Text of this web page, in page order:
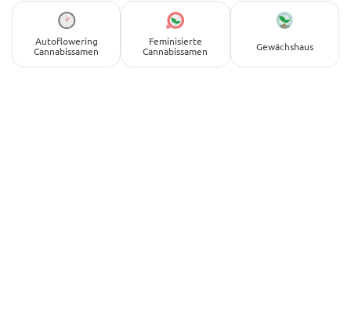
Autoflowering
Cannabissamen
Feminisierte
Cannabissamen
Gewächshaus